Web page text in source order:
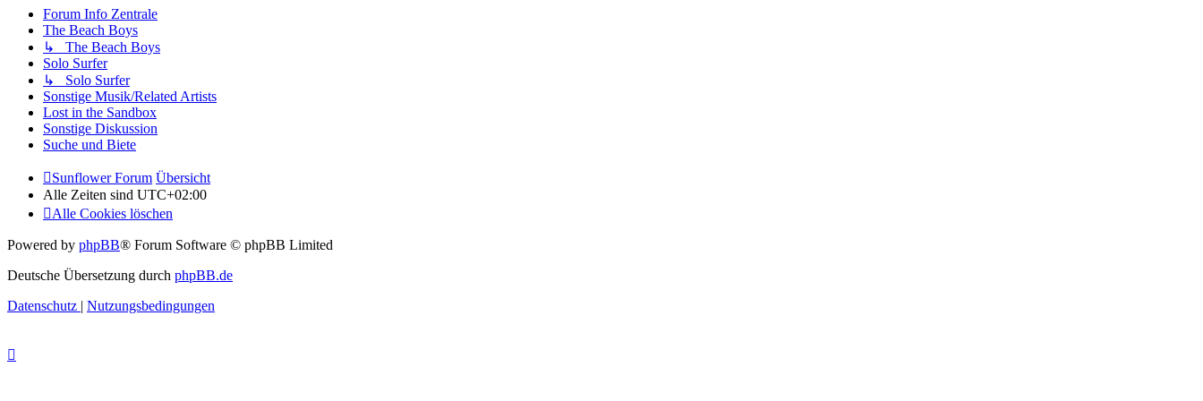
Forum Info Zentrale
The Beach Boys
↳ The Beach Boys
Solo Surfer
↳ Solo Surfer
Sonstige Musik/Related Artists
Lost in the Sandbox
Sonstige Diskussion
Suche und Biete
Sunflower Forum Übersicht
Alle Zeiten sind UTC+02:00
Alle Cookies löschen
Powered by phpBB® Forum Software © phpBB Limited
Deutsche Übersetzung durch phpBB.de
Datenschutz | Nutzungsbedingungen